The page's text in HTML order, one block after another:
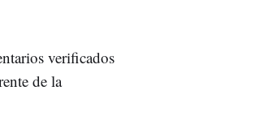
verificados
de la